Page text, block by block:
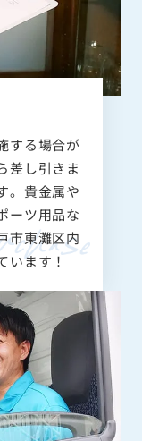
する場合が
差し引きま
。貴金属や
ーツ用品な
市東灘区内
います！